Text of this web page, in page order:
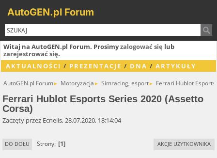
AutoGEN.pl Forum
Witaj na AutoGEN.pl Forum. Prosimyzalogować się lub
zarejestrować się.
AKTUALNOŚCI / PREZENTACJE / DNA / ARTYKUŁY
AutoGEN.pl Forum► Motoryzacja ► Simracing, esport► Ferrari Hublot
Ferrari Hublot Esports Series 2020 (Assetto
Corsa)
Zaczęty przez Ecnelis, 28.07.2020, 18:14:04
DO DOŁU Strony 1 AKCJE UŻYTKOWNIKA